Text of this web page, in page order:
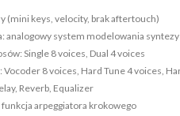
(mini keys, velocity, brak aftertouch)
analogowy system modelowania syntezy
Single 8 voices, Dual 4 voices
Vocoder 8 voices, Hard Tune 4 voices,
Reverb, Equalizer
arpeggiatora krokowego